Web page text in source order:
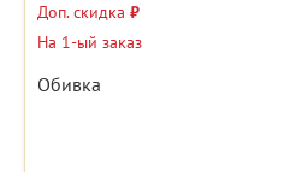
Доп. скидка ₽
На 1-ый заказ
Обивка